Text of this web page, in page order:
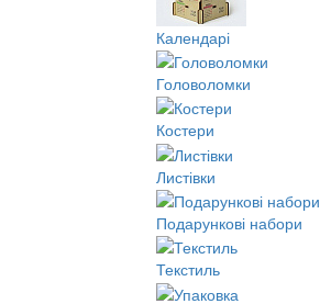
Календарі
Головоломки
Костери
Листівки
Подарункові набори
Текстиль